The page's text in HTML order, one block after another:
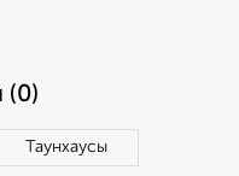
(0)
Таунхаусы